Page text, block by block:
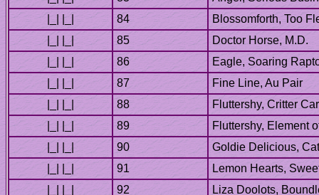
Doctor Horse, M.D.